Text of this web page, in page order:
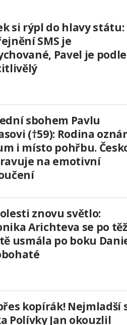
si rýpl do hlavy státu:
SMS je
Pavel je
sbohem Pavlu
(†59): Rodina
i místo pohřbu.
na emotivní
znovu světlo:
Arichteva se po
usmála po boku
kopírák! Nejmladší
Polívky Jan okouzlil